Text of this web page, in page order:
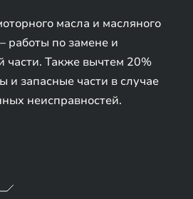
масла и масляного
работы по замене и
части. Также вычтем 20%
и запасные части в случае
неисправностей.